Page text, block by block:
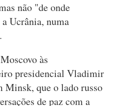
não "de onde
Ucrânia, numa
às
presidencial Vladimir
Minsk, que o lado russo
de paz com a